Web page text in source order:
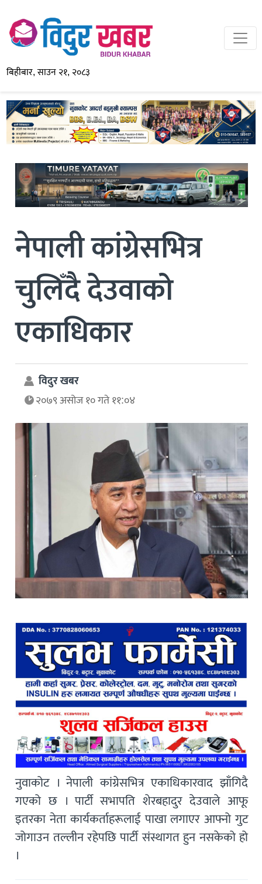
बिहीबार, साउन २१, २०८३
नेपाली कांग्रेसभित्र
चुलिँदै देउवाको
एकाधिकार
विदुर खबर
२०७९ असोज १० गते ११:०४
नुवाकोट । नेपाली कांग्रेसभित्र एकाधिकारवाद झाँगिदै
गएको छ । पार्टी सभापति शेरबहादुर देउवाले आफू
इतरका नेता कार्यकर्ताहरूलाई पाखा लगाएर आफ्नो गुट
जोगाउन तल्लीन रहेपछि पार्टी संस्थागत हुन नसकेको हो
।